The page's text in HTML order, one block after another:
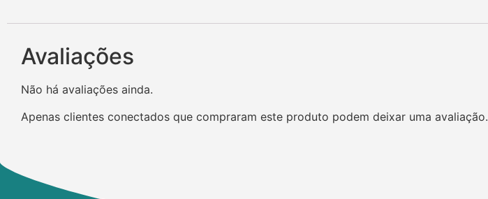
Avaliações
Não há avaliações ainda.
Apenas clientes conectados que compraram este produto podem deixar uma avaliação.